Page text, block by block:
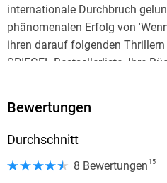
internationale Durchbruch
phänomenalen Erfolg von
ihren darauf folgenden
SPIEGEL-Bestsellerliste. Ihre
Bewertungen
Durchschnitt
8 Bewertungen 15